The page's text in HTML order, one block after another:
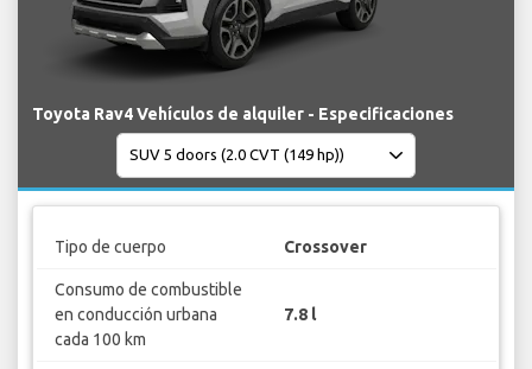
Toyota Rav4 Vehículos de alquiler - Especificaciones
Tipo de cuerpo Crossover
Consumo de combustible
en conducción urbana
cada 100 km
7.8 l